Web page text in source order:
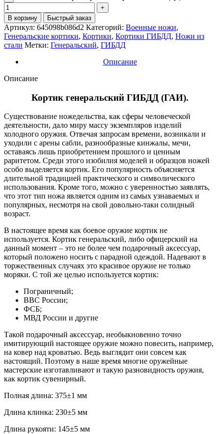
В корзину Быстрый заказ
Артикул: 645098b086d2 Категорий: Военные ножи,
Генеральские кортики, Кортики, Кортики ГИБДД, Ножи из
стали Метки: Генеральский, ГИБДД
Описание
Описание
Кортик генеральский ГИБДД (ГАИ).
Существование ножедельства, как сферы человеческой
деятельности, дало миру массу экземпляров изделий
холодного оружия. Отвечая запросам времени, возникали и
уходили с арены сабли, разнообразные кинжалы, мечи,
оставаясь лишь приобретением прошлого и ценным
раритетом. Среди этого изобилия моделей и образцов ножей
особо выделяется кортик. Его популярность объясняется
длительной традицией практического и символического
использования. Кроме того, можно с уверенностью заявлять,
что этот тип ножа является одним из самых узнаваемых и
популярных, несмотря на свой довольно-таки солидный
возраст.
В настоящее время как боевое оружие кортик не
используется. Кортик генеральский, либо офицерский на
данный момент – это не более чем подарочный аксессуар,
который положено носить с парадной одеждой. Надевают в
торжественных случаях это красивое оружие не только
моряки. С той же целью используется кортик:
Пограничный;
ВВС России;
ФСБ;
МВД России и другие
Такой подарочный аксессуар, необыкновенно точно
имитирующий настоящее оружие можно повесить, например,
на ковер над кроватью. Ведь выглядит они совсем как
настоящий. Поэтому в наше время многие оружейные
мастерские изготавливают и такую разновидность оружия,
как кортик сувенирный.
Полная длина: 375±1 мм
Длина клинка: 230±5 мм
Длина рукояти: 145±5 мм